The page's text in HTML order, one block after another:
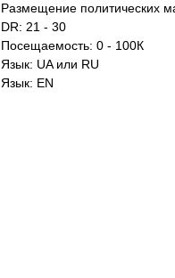
Размещение политических
DR: 21 - 30
Посещаемость: 0 - 100К
Язык: UA или RU
Язык: EN